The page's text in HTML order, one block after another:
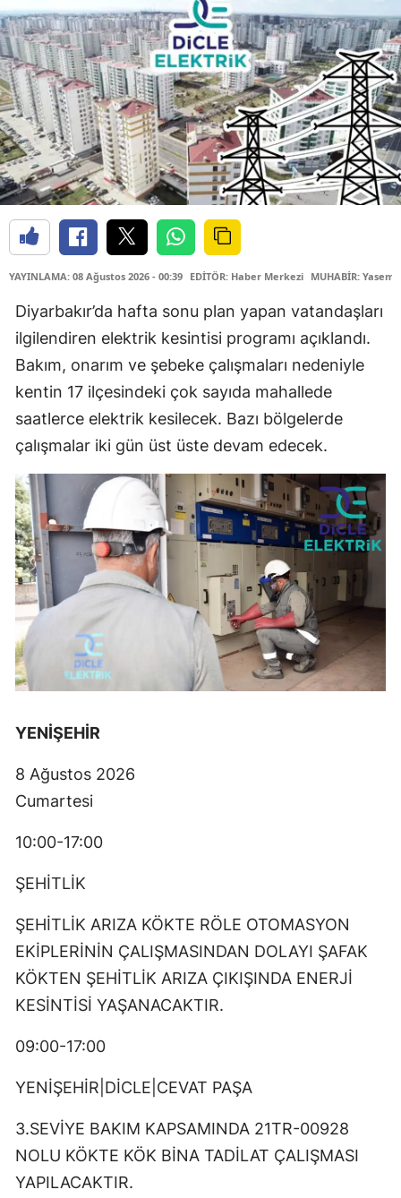
YAYINLAMA: 08 Ağustos 2026 - 00:39 EDİTÖR: Haber Merkezi MUHABİR:
Diyarbakır’da hafta sonu plan yapan vatandaşları
ilgilendiren elektrik kesintisi programı açıklandı.
Bakım, onarım ve şebeke çalışmaları nedeniyle
kentin 17 ilçesindeki çok sayıda mahallede
saatlerce elektrik kesilecek. Bazı bölgelerde
çalışmalar iki gün üst üste devam edecek.
YENİŞEHİR
8 Ağustos 2026
Cumartesi
10:00-17:00
ŞEHİTLİK
ŞEHİTLİK ARIZA KÖKTE RÖLE OTOMASYON
EKİPLERİNİN ÇALIŞMASINDAN DOLAYI ŞAFAK
KÖKTEN ŞEHİTLİK ARIZA ÇIKIŞINDA ENERJİ
KESİNTİSİ YAŞANACAKTIR.
09:00-17:00
YENİŞEHİR|DİCLE|CEVAT PAŞA
3.SEVİYE BAKIM KAPSAMINDA 21TR-00928
NOLU KÖKTE KÖK BİNA TADİLAT ÇALIŞMASI
YAPILACAKTIR.